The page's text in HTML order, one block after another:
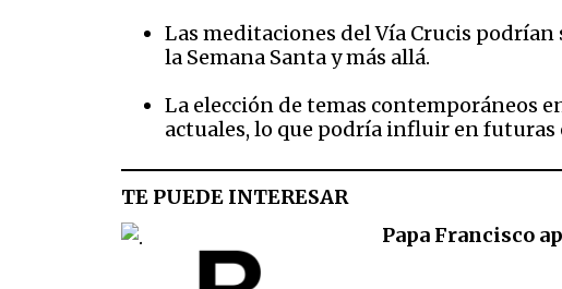
Las meditaciones del Vía Crucis
la Semana Santa y más allá.​
La elección de temas contemporáneos
actuales, lo que podría influir en futuras
TE PUEDE INTERESAR
Papa Francisco